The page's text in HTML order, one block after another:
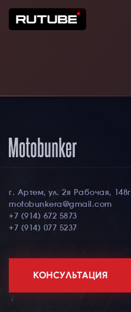
г. Артем, ул. 2я Рабочая, 148г
motobunkera@gmail.com
+7 (914) 672 5873
+7 (914) 077 5237
КОНСУЛЬТАЦИЯ